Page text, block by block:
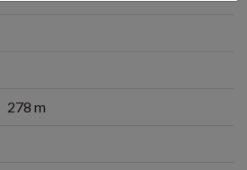
278 m